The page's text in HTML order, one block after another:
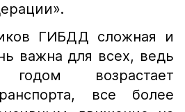
ГИБДД сложная и
важна для всех, ведь
возрастает
все более